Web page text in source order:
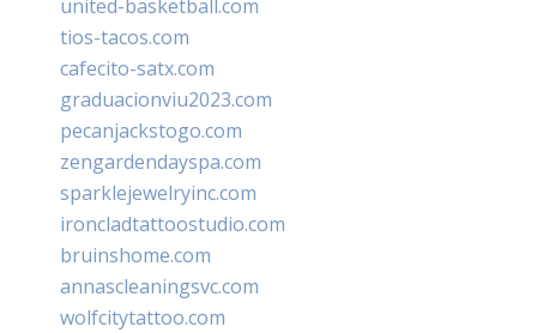
united-basketball.com
tios-tacos.com
cafecito-satx.com
graduacionviu2023.com
pecanjackstogo.com
zengardendayspa.com
sparklejewelryinc.com
ironcladtattoostudio.com
bruinshome.com
annascleaningsvc.com
wolfcitytattoo.com